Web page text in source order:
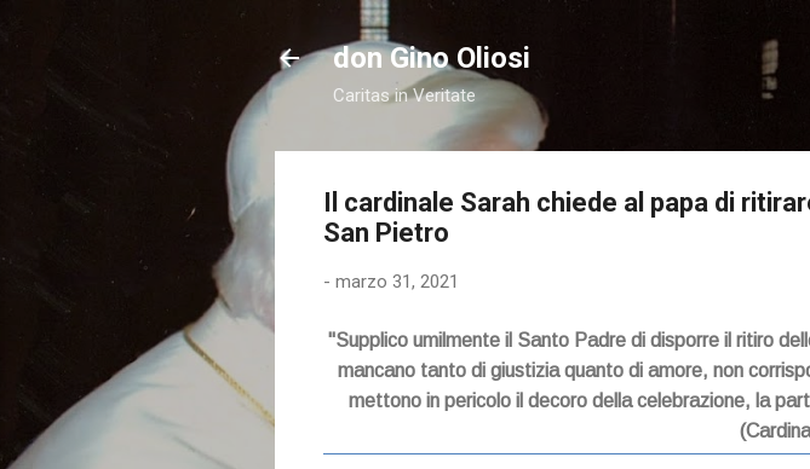
Passa ai
don Gino Oliosi
Caritas in Veritate
Il cardinale Sarah chiede al papa di
San Pietro
- marzo 31, 2021
"Supplico umilmente il Santo Padre di disporre il ritiro
mancano tanto di giustizia quanto di amore, non
mettono in pericolo il decoro della celebrazione, la